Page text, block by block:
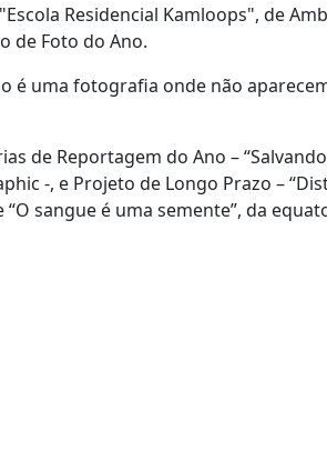
Residencial Kamloops", de
de Foto do Ano.
é uma fotografia onde não
de Reportagem do Ano – “Salvando
-, e Projeto de Longo Prazo –
sangue é uma semente”, da